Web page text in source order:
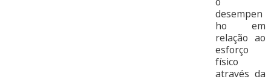
desempen
ho em
relação ao
esforço
físico
através da